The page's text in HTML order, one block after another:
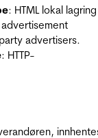
: HTML lokal lagring
advertisers.
: HTTP-